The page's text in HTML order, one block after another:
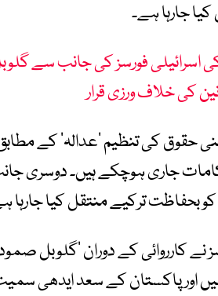
جارہا ہے۔
اسرائیلی فورسز کی جانب سے
کی خلاف ورزی قرار
حقوق کی تنظیم ’عدالہ‘ کے مطابق
جاری ہوچکے ہیں۔ دوسری
بحفاظت ترکیے منتقل کیا جارہا
نے کارروائی کے دوران ’گلوبل